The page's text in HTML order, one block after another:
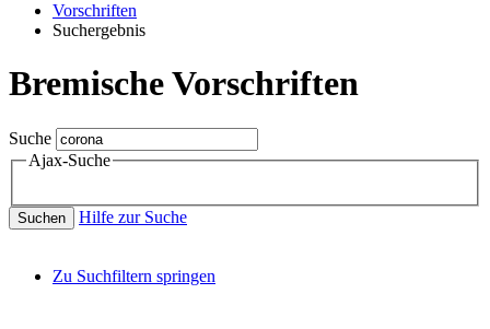
Vorschriften
Suchergebnis
Bremische Vorschriften
Suche
Ajax-Suche
Suchen Hilfe zur Suche
Zu Suchfiltern springen